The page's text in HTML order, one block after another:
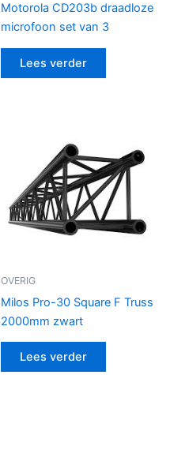
Motorola CD203b draadloze
microfoon set van 3
Lees verder
OVERIG
Milos Pro-30 Square F Truss
2000mm zwart
Lees verder